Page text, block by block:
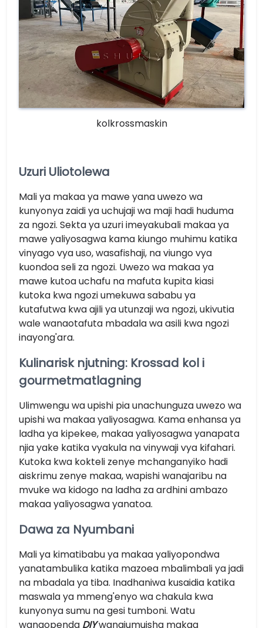
kolkrossmaskin
Uzuri Uliotolewa
Mali ya makaa ya mawe yana uwezo wa
kunyonya zaidi ya uchujaji wa maji hadi huduma
za ngozi. Sekta ya uzuri imeyakubali makaa ya
mawe yaliyosagwa kama kiungo muhimu katika
vinyago vya uso, wasafishaji, na viungo vya
kuondoa seli za ngozi. Uwezo wa makaa ya
mawe kutoa uchafu na mafuta kupita kiasi
kutoka kwa ngozi umekuwa sababu ya
kutafutwa kwa ajili ya utunzaji wa ngozi, ukivutia
wale wanaotafuta mbadala wa asili kwa ngozi
inayong'ara.
Kulinarisk njutning: Krossad kol i
gourmetmatlagning
Ulimwengu wa upishi pia unachunguza uwezo wa
upishi wa makaa yaliyosagwa. Kama enhansa ya
ladha ya kipekee, makaa yaliyosagwa yanapata
njia yake katika vyakula na vinywaji vya kifahari.
Kutoka kwa kokteli zenye mchanganyiko hadi
aiskrimu zenye makaa, wapishi wanajaribu na
mvuke wa kidogo na ladha za ardhini ambazo
makaa yaliyosagwa yanatoa.
Dawa za Nyumbani
Mali ya kimatibabu ya makaa yaliyopondwa
yanatambulika katika mazoea mbalimbali ya jadi
na mbadala ya tiba. Inadhaniwa kusaidia katika
maswala ya mmeng'enyo wa chakula kwa
kunyonya sumu na gesi tumboni. Watu
wanaopenda DIYwanajumuisha makaa